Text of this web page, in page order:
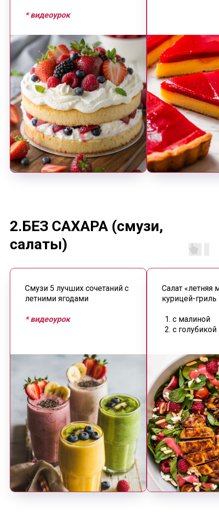
* видеоурок
2.БЕЗ САХАРА (смузи,
салаты)
Смузи 5 лучших сочетаний с
летними ягодами
* видеоурок
Салат «летняя
курицей-гриль
с малиной
с голубикой